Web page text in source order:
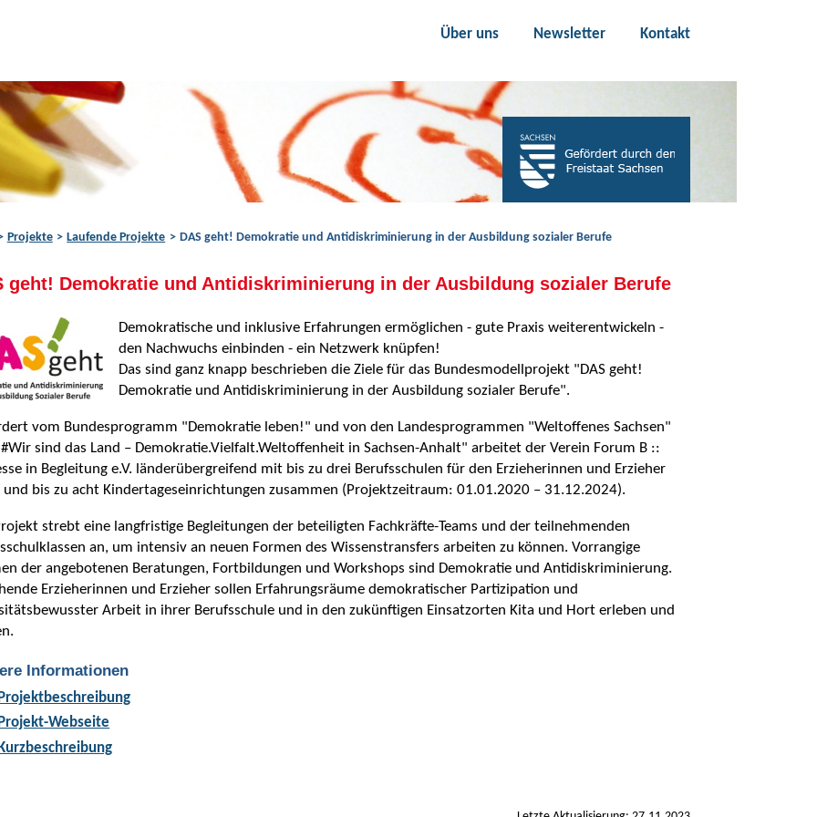
Über uns
Newsletter Kontakt
Projekte Laufende Projekte DAS geht! Demokratie und Antidiskriminierung in der Ausbildung sozialer Berufe
geht! Demokratie und Antidiskriminierung in der Ausbildung sozialer Berufe
Demokratische und inklusive Erfahrungen ermöglichen - gute Praxis weiterentwickeln -
den Nachwuchs einbinden - ein Netzwerk knüpfen!
Das sind ganz knapp beschrieben die Ziele für das Bundesmodellprojekt "DAS geht!
Demokratie und Antidiskriminierung in der Ausbildung sozialer Berufe".
vom Bundesprogramm "Demokratie leben!" und von den Landesprogrammen "Weltoffenes Sachsen"
sind das Land – Demokratie.Vielfalt.Weltoffenheit in Sachsen-Anhalt" arbeitet der Verein Forum B ::
in Begleitung e.V. länderübergreifend mit bis zu drei Berufsschulen für den Erzieherinnen und Erzieher
und bis zu acht Kindertageseinrichtungen zusammen (Projektzeitraum: 01.01.2020 – 31.12.2024).
strebt eine langfristige Begleitungen der beteiligten Fachkräfte-Teams und der teilnehmenden
an, um intensiv an neuen Formen des Wissenstransfers arbeiten zu können. Vorrangige
der angebotenen Beratungen, Fortbildungen und Workshops sind Demokratie und Antidiskriminierung.
Erzieherinnen und Erzieher sollen Erfahrungsräume demokratischer Partizipation und
Arbeit in ihrer Berufsschule und in den zukünftigen Einsatzorten Kita und Hort erleben und
Informationen
Projektbeschreibung
Projekt-Webseite
Kurzbeschreibung